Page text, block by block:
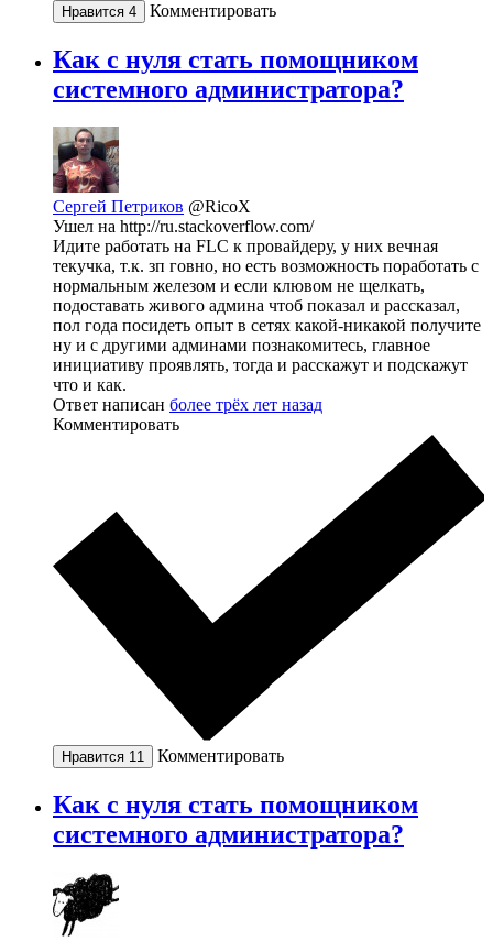
Нравится 4 Комментировать
Как с нуля стать помощником
системного администратора?
Сергей Петриков @RicoX
Ушел на http://ru.stackoverflow.com/
Идите работать на FLC к провайдеру, у них вечная
текучка, т.к. зп говно, но есть возможность поработать с
нормальным железом и если клювом не щелкать,
подоставать живого админа чтоб показал и рассказал,
пол года посидеть опыт в сетях какой-никакой получите
ну и с другими админами познакомитесь, главное
инициативу проявлять, тогда и расскажут и подскажут
что и как.
Ответ написан более трёх лет назад
Комментировать
Нравится 11 Комментировать
Как с нуля стать помощником
системного администратора?